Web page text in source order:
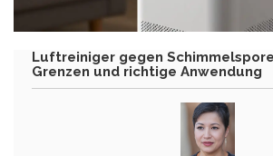
Luftreiniger gegen
Grenzen und richtige Anwendung